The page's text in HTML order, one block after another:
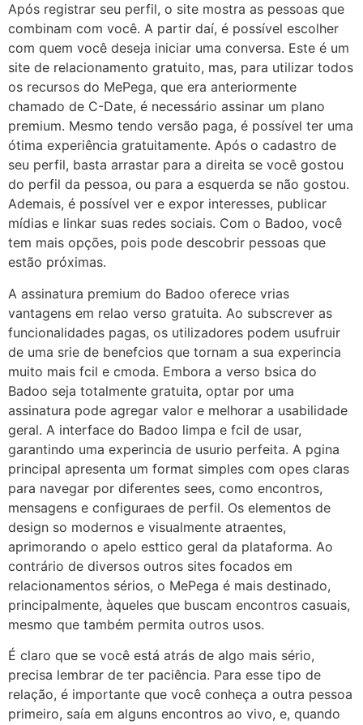
Após registrar seu perfil, o site mostra as pessoas que
combinam com você. A partir daí, é possível escolher
com quem você deseja iniciar uma conversa. Este é um
site de relacionamento gratuito, mas, para utilizar todos
os recursos do MePega, que era anteriormente
chamado de C-Date, é necessário assinar um plano
premium. Mesmo tendo versão paga, é possível ter uma
ótima experiência gratuitamente. Após o cadastro de
seu perfil, basta arrastar para a direita se você gostou
do perfil da pessoa, ou para a esquerda se não gostou.
Ademais, é possível ver e expor interesses, publicar
mídias e linkar suas redes sociais. Com o Badoo, você
tem mais opções, pois pode descobrir pessoas que
estão próximas.
A assinatura premium do Badoo oferece vrias
vantagens em relao verso gratuita. Ao subscrever as
funcionalidades pagas, os utilizadores podem usufruir
de uma srie de benefcios que tornam a sua experincia
muito mais fcil e cmoda. Embora a verso bsica do
Badoo seja totalmente gratuita, optar por uma
assinatura pode agregar valor e melhorar a usabilidade
geral. A interface do Badoo limpa e fcil de usar,
garantindo uma experincia de usurio perfeita. A pgina
principal apresenta um format simples com opes claras
para navegar por diferentes sees, como encontros,
mensagens e configuraes de perfil. Os elementos de
design so modernos e visualmente atraentes,
aprimorando o apelo esttico geral da plataforma. Ao
contrário de diversos outros sites focados em
relacionamentos sérios, o MePega é mais destinado,
principalmente, àqueles que buscam encontros casuais,
mesmo que também permita outros usos.
É claro que se você está atrás de algo mais sério,
precisa lembrar de ter paciência. Para esse tipo de
relação, é importante que você conheça a outra pessoa
primeiro, saía em alguns encontros ao vivo, e, quando